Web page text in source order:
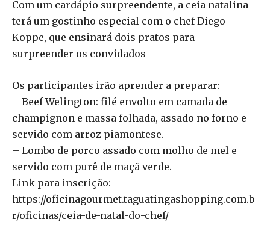
Com um cardápio surpreendente, a ceia natalina
terá um gostinho especial com o chef Diego
Koppe, que ensinará dois pratos para
surpreender os convidados
Os participantes irão aprender a preparar:
– Beef Welington: filé envolto em camada de
champignon e massa folhada, assado no forno e
servido com arroz piamontese.
– Lombo de porco assado com molho de mel e
servido com purê de maçã verde.
Link para inscrição:
https://oficinagourmet.taguatingashopping.com.b
r/oficinas/ceia-de-natal-do-chef/